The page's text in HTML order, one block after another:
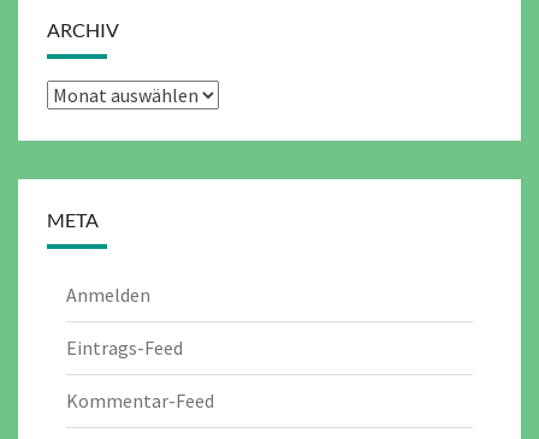
ARCHIV
Archiv
META
Anmelden
Eintrags-Feed
Kommentar-Feed